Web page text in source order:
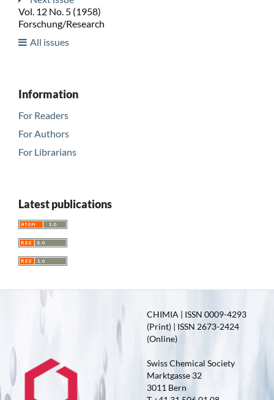
Vol. 12 No. 5 (1958)
Forschung/Research
All issues
Information
For Readers
For Authors
For Librarians
Latest publications
CHIMIA | ISSN 0009-4293
(Print) | ISSN 2673-2424
(Online)
Swiss Chemical Society
Marktgasse 32
3011 Bern